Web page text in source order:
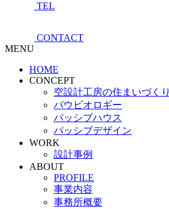
TEL
CONTACT
MENU
HOME
CONCEPT
空設計工房の住まいづくり
バウビオロギー
パッシブハウス
パッシブデザイン
WORK
設計事例
ABOUT
PROFILE
事業内容
事務所概要